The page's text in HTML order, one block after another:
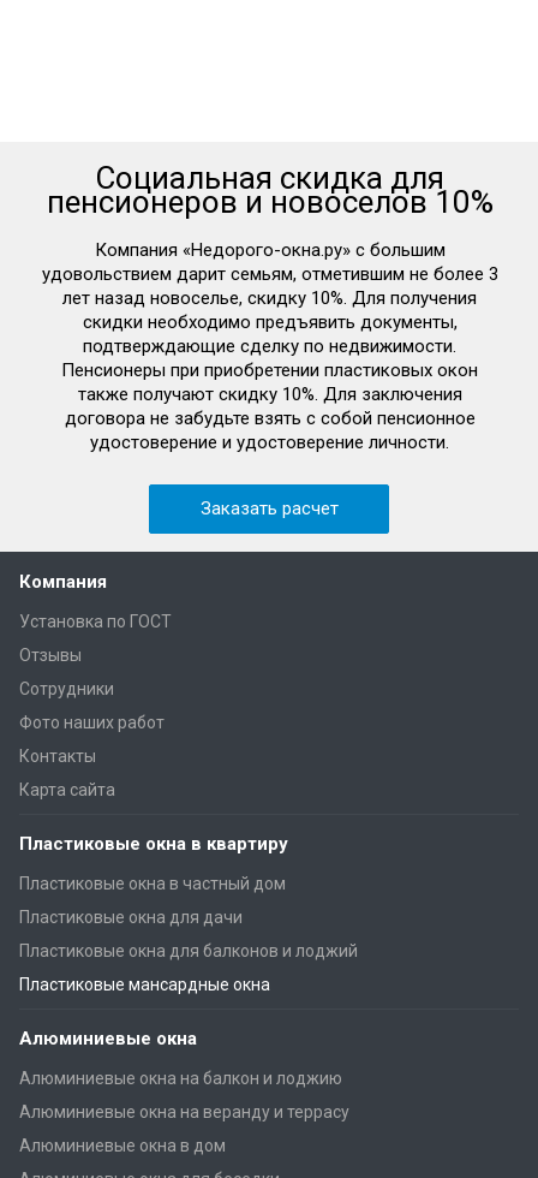
Социальная скидка для
пенсионеров и новоселов 10%
Компания «Недорого-окна.ру» с большим
удовольствием дарит семьям, отметившим не более 3
лет назад новоселье, скидку 10%. Для получения
скидки необходимо предъявить документы,
подтверждающие сделку по недвижимости.
Пенсионеры при приобретении пластиковых окон
также получают скидку 10%. Для заключения
договора не забудьте взять с собой пенсионное
удостоверение и удостоверение личности.
Заказать расчет
Компания
Установка по ГОСТ
Отзывы
Сотрудники
Фото наших работ
Контакты
Карта сайта
Пластиковые окна в квартиру
Пластиковые окна в частный дом
Пластиковые окна для дачи
Пластиковые окна для балконов и лоджий
Пластиковые мансардные окна
Алюминиевые окна
Алюминиевые окна на балкон и лоджию
Алюминиевые окна на веранду и террасу
Алюминиевые окна в дом